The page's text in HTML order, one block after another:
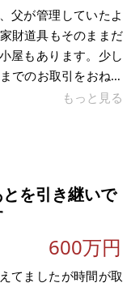
父が管理していたよ
財道具もそのままだ
屋もあります。少し
数料だけです。数年
す。現状のままのお
㎡ ②山林619㎡ ③
もっと見る
を引き継いで
600万円
てましたが時間が取